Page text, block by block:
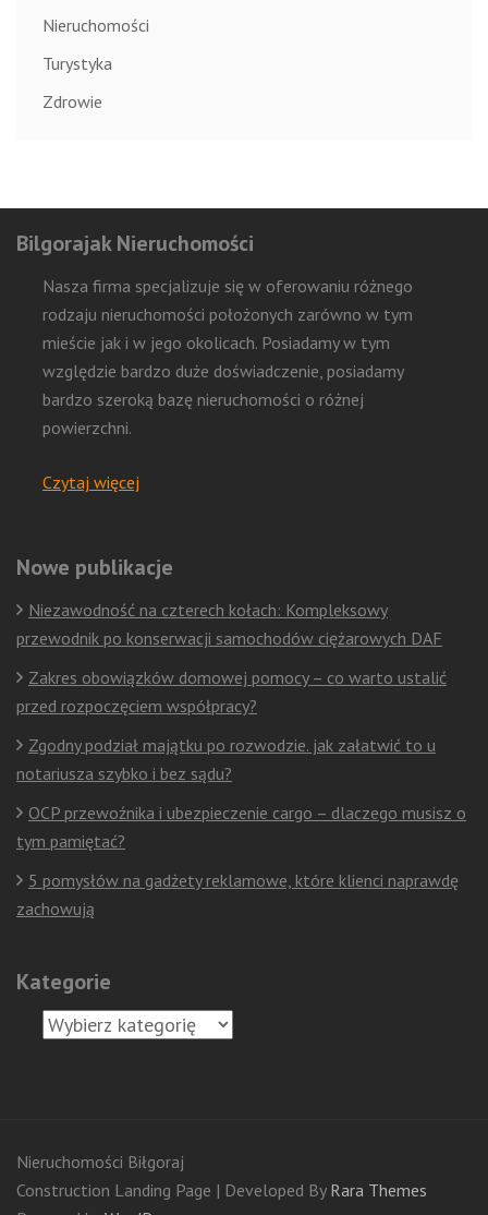
Nieruchomości
Turystyka
Zdrowie
Bilgorajak Nieruchomości
Nasza firma specjalizuje się w oferowaniu różnego
rodzaju nieruchomości położonych zarówno w tym
mieście jak i w jego okolicach. Posiadamy w tym
względzie bardzo duże doświadczenie, posiadamy
bardzo szeroką bazę nieruchomości o różnej
powierzchni.
Czytaj więcej
Nowe publikacje
Niezawodność na czterech kołach: Kompleksowy
przewodnik po konserwacji samochodów ciężarowych DAF
Zakres obowiązków domowej pomocy – co warto ustalić
przed rozpoczęciem współpracy?
Zgodny podział majątku po rozwodzie. jak załatwić to u
notariusza szybko i bez sądu?
OCP przewoźnika i ubezpieczenie cargo – dlaczego musisz o
tym pamiętać?
5 pomysłów na gadżety reklamowe, które klienci naprawdę
zachowują
Kategorie
Kategorie
Nieruchomości Biłgoraj
Construction Landing Page | Developed By Rara Themes